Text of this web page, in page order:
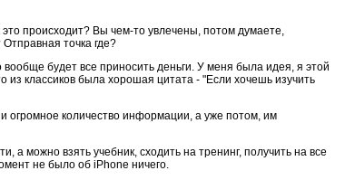
происходит? Вы чем-то увлечены, потом думаете,
точка где?
будет все приносить деньги. У меня была идея, я этой
классиков была хорошая цитата - "Если хочешь изучить
огромное количество информации, а уже потом, им
а можно взять учебник, сходить на тренинг, получить на все
не было об iPhone ничего.